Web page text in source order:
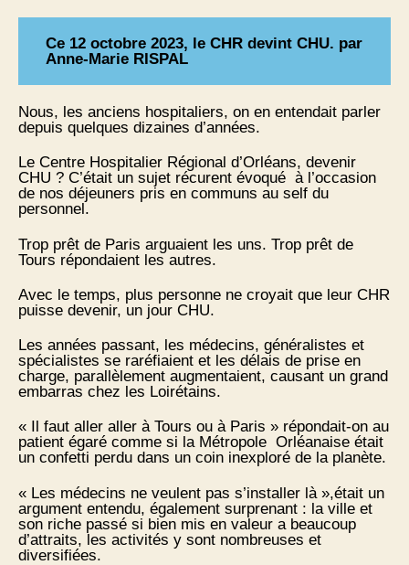
Ce 12 octobre 2023, le CHR devint CHU. par
Anne-Marie RISPAL
Nous, les anciens hospitaliers, on en entendait parler
depuis quelques dizaines d’années.
Le Centre Hospitalier Régional d’Orléans, devenir
CHU ? C’était un sujet récurent évoqué à l’occasion
de nos déjeuners pris en communs au self du
personnel.
Trop prêt de Paris arguaient les uns. Trop prêt de
Tours répondaient les autres.
Avec le temps, plus personne ne croyait que leur CHR
puisse devenir, un jour CHU.
Les années passant, les médecins, généralistes et
spécialistes se raréfiaient et les délais de prise en
charge, parallèlement augmentaient, causant un grand
embarras chez les Loirétains.
« Il faut aller aller à Tours ou à Paris » répondait-on au
patient égaré comme si la Métropole Orléanaise était
un confetti perdu dans un coin inexploré de la planète.
« Les médecins ne veulent pas s’installer là »,était un
argument entendu, également surprenant : la ville et
son riche passé si bien mis en valeur a beaucoup
d’attraits, les activités y sont nombreuses et
diversifiées.